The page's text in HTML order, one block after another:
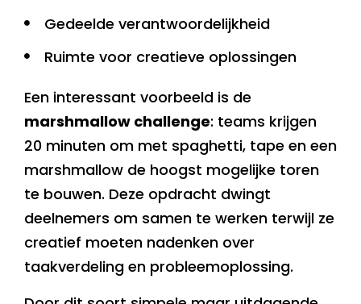
Gedeelde verantwoordelijkheid
Ruimte voor creatieve oplossingen
Een interessant voorbeeld is de
marshmallow challenge: teams krijgen
20 minuten om met spaghetti, tape en een
marshmallow de hoogst mogelijke toren
te bouwen. Deze opdracht dwingt
deelnemers om samen te werken terwijl ze
creatief moeten nadenken over
taakverdeling en probleemoplossing.